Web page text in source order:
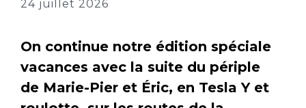
24 juillet 2026
On continue notre édition spéciale
vacances avec la suite du périple
de Marie-Pier et Éric, en Tesla Y et